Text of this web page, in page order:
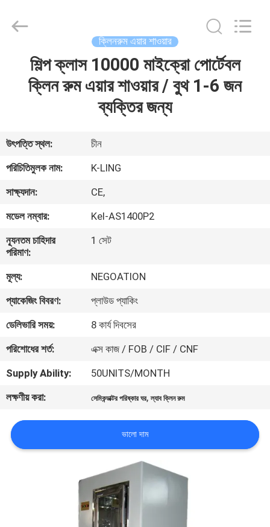
আমাদের
সম্বন্ধে
কারখানা
পরিদর্শন
নিয়ন্ত্রণ
আমাদের
সাথে
যোগাযোগ
খবর
মামলা
Technology
Company.
ক্লিনরুম এয়ার শাওয়ার
শিল্প ক্লাস 10000 মাইক্রো পোর্টেবল
ক্লিন রুম এয়ার শাওয়ার / বুথ 1-6 জন
ব্যক্তির জন্য
উৎপত্তি স্থল:
চীন
পরিচিতিমুলক নাম:
K-LING
সাক্ষ্যদান:
CE,
মডেল নম্বার:
Kel-AS1400P2
ন্যূনতম চাহিদার
পরিমাণ:
1 সেট
মূল্য:
NEGOATION
প্যাকেজিং বিবরণ:
প্লাউড প্যাকিং
ডেলিভারি সময়:
8 কার্য দিবসের
পরিশোধের শর্ত:
এক্স কাজ / FOB / CIF / CNF
Supply Ability:
50UNITS/MONTH
লক্ষণীয় করা:
সেমিকন্ডাক্টর পরিষ্কার ঘর,ল্যাব ক্লিন রুম
ভালো দাম